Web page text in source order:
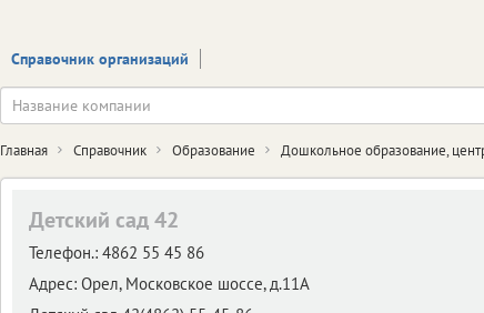
Справочник организаций
Главная Справочник Образование Дошкольное образование,
Детский сад 42
Телефон.: 4862 55 45 86
Адрес: Орел, Московское шоссе, д.11А